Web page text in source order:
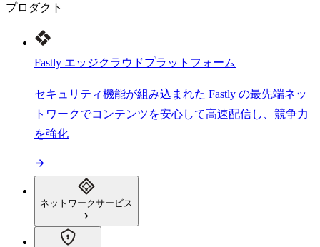
プロダクト
Fastly エッジクラウドプラットフォーム
セキュリティ機能が組み込まれた Fastly の最先端ネッ
トワークでコンテンツを安心して高速配信し、競争力
を強化
ネットワークサービス